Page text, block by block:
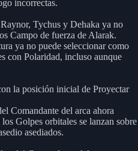
incorrectas.
Tychus y Dehaka ya no
Campo de fuerza de Alarak.
ya no puede seleccionar como
con Polaridad, incluso aunque
la posición inicial de Proyectar
Comandante del arca ahora
Golpes orbitales se lanzan sobre
asediados.